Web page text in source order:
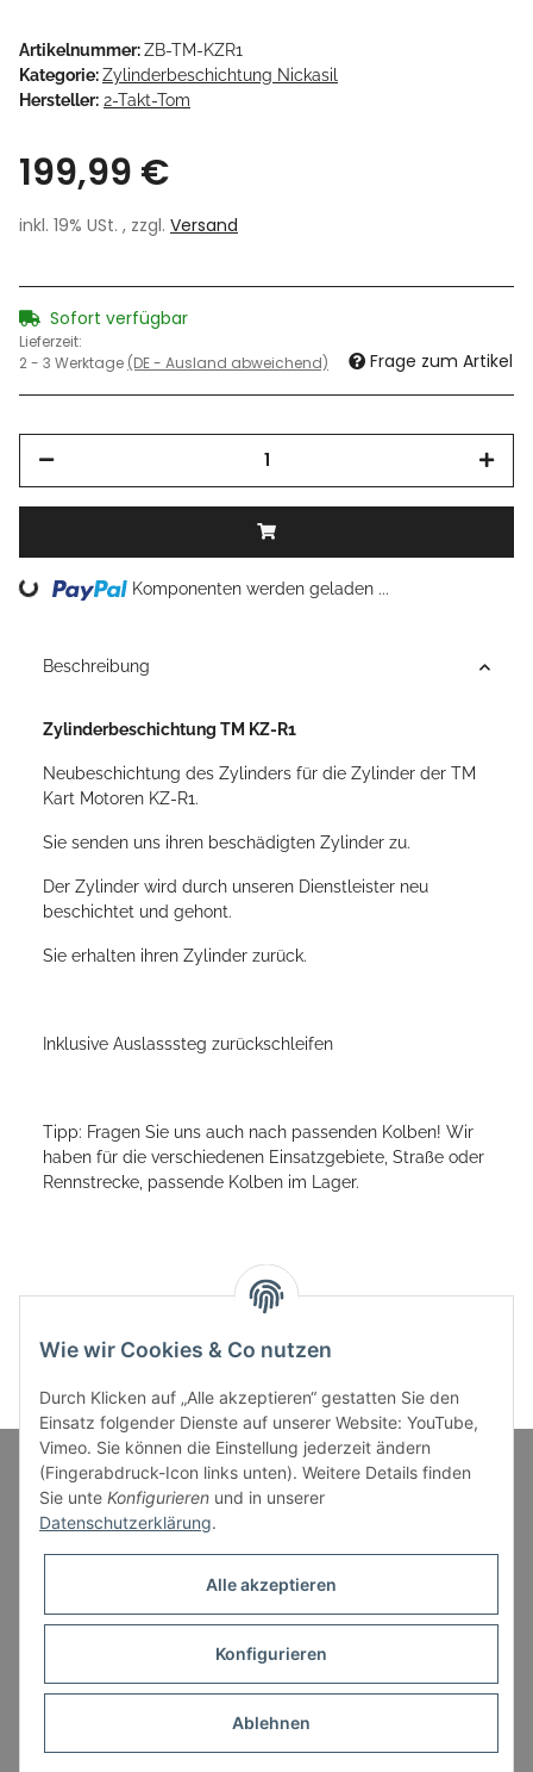
Artikelnummer:ZB-TM-KZR1
Kategorie:Zylinderbeschichtung Nickasil
Hersteller: 2-Takt-Tom
199,99 €
inkl. 19% USt. , zzgl. Versand
Sofort verfügbar
Lieferzeit:
2 - 3 Werktage (DE - Ausland abweichend) Frage zum Artikel
Loading... Komponenten werden geladen ...
Beschreibung
Zylinderbeschichtung TM KZ-R1
Neubeschichtung des Zylinders für die Zylinder der TM
Kart Motoren KZ-R1.
Sie senden uns ihren beschädigten Zylinder zu.
Der Zylinder wird durch unseren Dienstleister neu
beschichtet und gehont.
Sie erhalten ihren Zylinder zurück.
Inklusive Auslasssteg zurückschleifen
Tipp: Fragen Sie uns auch nach passenden Kolben! Wir
haben für die verschiedenen Einsatzgebiete, Straße oder
Rennstrecke, passende Kolben im Lager.
Informationen
* Alle Preise inkl. gesetzlicher USt., zzgl.Versand
Wie wir Cookies & Co nutzen
Durch Klicken auf „Alle akzeptieren“ gestatten Sie den
Einsatz folgender Dienste auf unserer Website: YouTube,
Vimeo. Sie können die Einstellung jederzeit ändern
(Fingerabdruck-Icon links unten). Weitere Details finden
Sie unte Konfigurieren und in unserer
Datenschutzerklärung.
Alle akzeptieren
Konfigurieren
Ablehnen